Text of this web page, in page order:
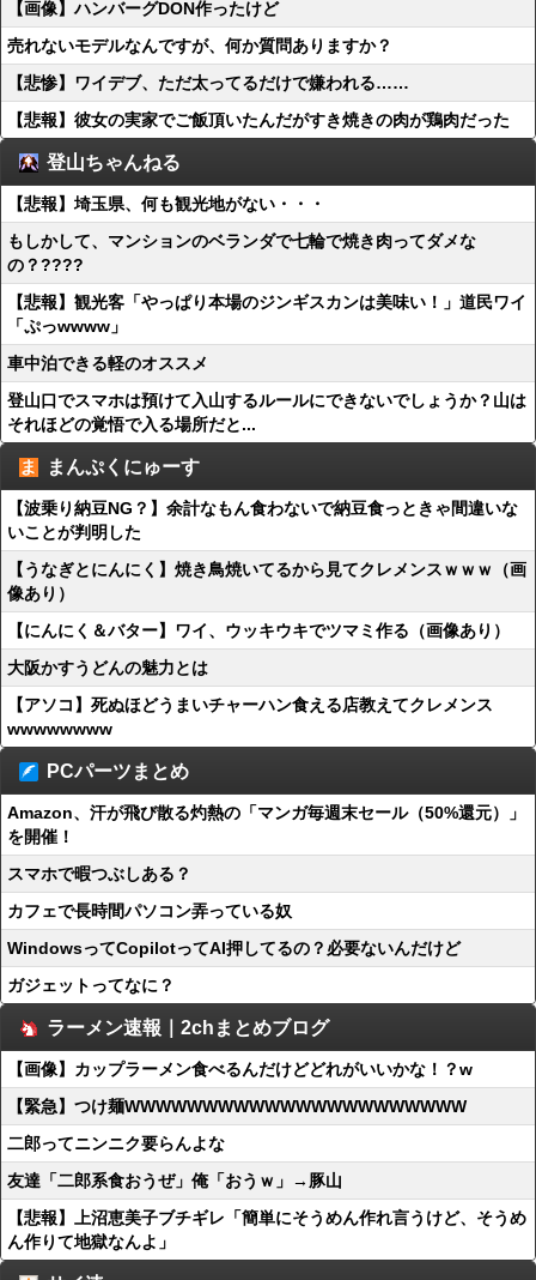
【画像】ハンバーグDON作ったけど
売れないモデルなんですが、何か質問ありますか？
【悲惨】ワイデブ、ただ太ってるだけで嫌われる……
【悲報】彼女の実家でご飯頂いたんだがすき焼きの肉が鶏肉だった
登山ちゃんねる
【悲報】埼玉県、何も観光地がない・・・
もしかして、マンションのベランダで七輪で焼き肉ってダメな
の？????
【悲報】観光客「やっぱり本場のジンギスカンは美味い！」道民ワイ
「ぷっwwww」
車中泊できる軽のオススメ
登山口でスマホは預けて入山するルールにできないでしょうか？山は
それほどの覚悟で入る場所だと...
まんぷくにゅーす
【波乗り納豆NG？】余計なもん食わないで納豆食っときゃ間違いな
いことが判明した
【うなぎとにんにく】焼き鳥焼いてるから見てクレメンスｗｗｗ（画
像あり）
【にんにく＆バター】ワイ、ウッキウキでツマミ作る（画像あり）
大阪かすうどんの魅力とは
【アソコ】死ぬほどうまいチャーハン食える店教えてクレメンス
wwwwwwww
PCパーツまとめ
Amazon、汗が飛び散る灼熱の「マンガ毎週末セール（50%還元）」
を開催！
スマホで暇つぶしある？
カフェで長時間パソコン弄っている奴
WindowsってCopilotってAI押してるの？必要ないんだけど
ガジェットってなに？
ラーメン速報｜2chまとめブログ
【画像】カップラーメン食べるんだけどどれがいいかな！？w
【緊急】つけ麺WWWWWWWWWWWWWWWWWWWWWW
二郎ってニンニク要らんよな
友達「二郎系食おうぜ」俺「おうｗ」→豚山
【悲報】上沼恵美子ブチギレ「簡単にそうめん作れ言うけど、そうめ
ん作りて地獄なんよ」